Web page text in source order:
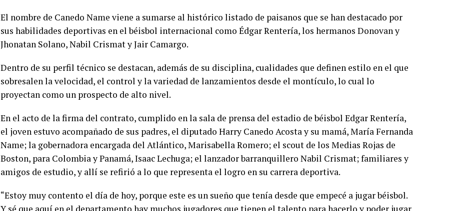
El nombre de Canedo Name viene a sumarse al histórico listado de paisanos que se han destacado por
sus habilidades deportivas en el béisbol internacional como Édgar Rentería, los hermanos Donovan y
Jhonatan Solano, Nabil Crismat y Jair Camargo.
Dentro de su perfil técnico se destacan, además de su disciplina, cualidades que definen estilo en el que
sobresalen la velocidad, el control y la variedad de lanzamientos desde el montículo, lo cual lo
proyectan como un prospecto de alto nivel.
En el acto de la firma del contrato, cumplido en la sala de prensa del estadio de béisbol Edgar Rentería,
el joven estuvo acompañado de sus padres, el diputado Harry Canedo Acosta y su mamá, María Fernanda
Name; la gobernadora encargada del Atlántico, Marisabella Romero; el scout de los Medias Rojas de
Boston, para Colombia y Panamá, Isaac Lechuga; el lanzador barranquillero Nabil Crismat; familiares y
amigos de estudio, y allí se refirió a lo que representa el logro en su carrera deportiva.
“Estoy muy contento el día de hoy, porque este es un sueño que tenía desde que empecé a jugar béisbol.
Y sé que aquí en el departamento hay muchos jugadores que tienen el talento para hacerlo y poder jugar